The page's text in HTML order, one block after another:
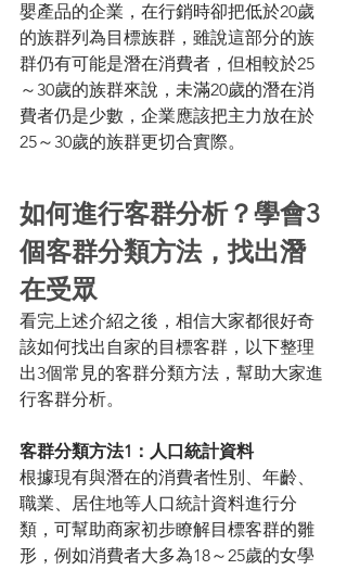
嬰產品的企業，在行銷時卻把低於20歲
的族群列為目標族群，雖說這部分的族
群仍有可能是潛在消費者，但相較於25
～30歲的族群來說，未滿20歲的潛在消
費者仍是少數，企業應該把主力放在於
25～30歲的族群更切合實際。
如何進行客群分析？學會3
個客群分類方法，找出潛
在受眾
看完上述介紹之後，相信大家都很好奇
該如何找出自家的目標客群，以下整理
出3個常見的客群分類方法，幫助大家進
行客群分析。
客群分類方法1：人口統計資料
根據現有與潛在的消費者性別、年齡、
職業、居住地等人口統計資料進行分
類，可幫助商家初步瞭解目標客群的雛
形，例如消費者大多為18～25歲的女學